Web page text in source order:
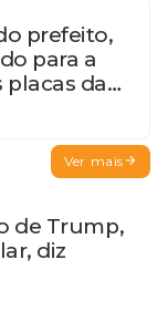
prefeito,
para a
da
Ver mais
de Trump,
diz